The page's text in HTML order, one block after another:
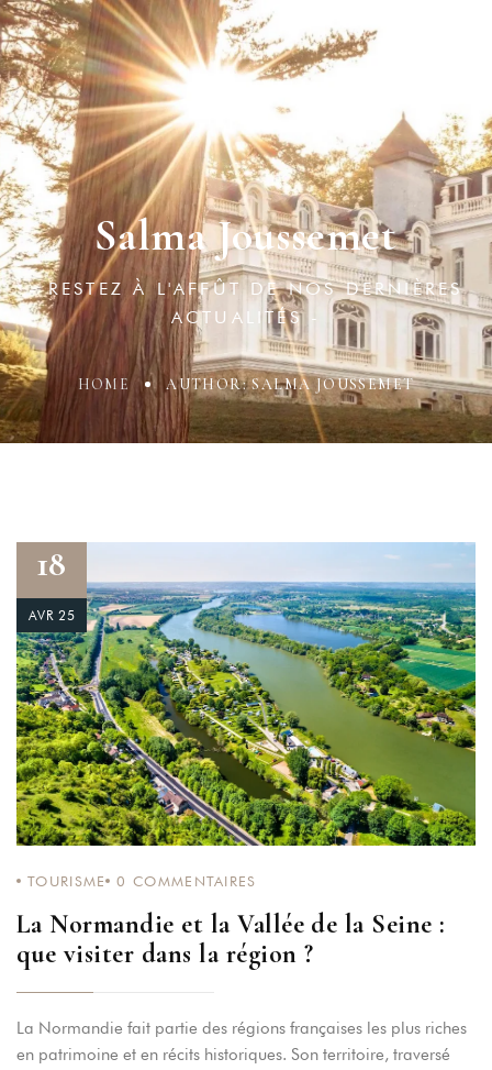
Salma Joussemet
- RESTEZ À L'AFFÛT DE NOS DERNIÈRES
ACTUALITÉS -
HOME AUTHOR: SALMA JOUSSEMET
18
AVR 25
TOURISME 0 COMMENTAIRES
La Normandie et la Vallée de la Seine :
que visiter dans la région ?
La Normandie fait partie des régions françaises les plus riches
en patrimoine et en récits historiques. Son territoire, traversé